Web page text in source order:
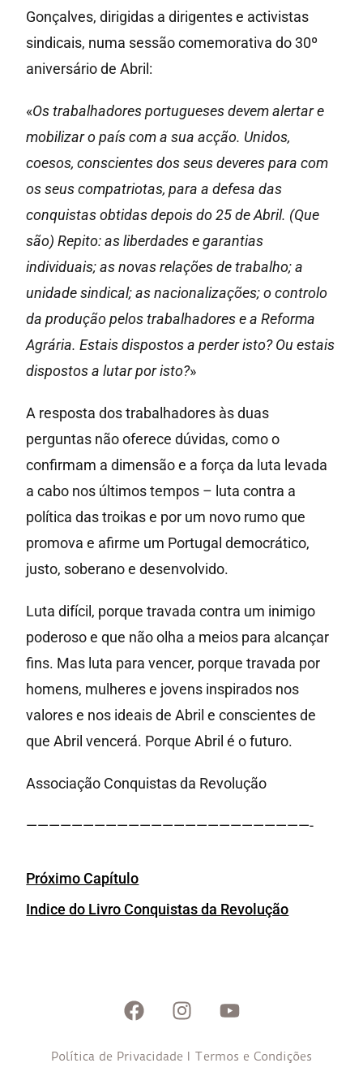
Gonçalves, dirigidas a dirigentes e activistas
sindicais, numa sessão comemorativa do 30º
aniversário de Abril:
«Os trabalhadores portugueses devem alertar e
mobilizar o país com a sua acção. Unidos,
coesos, conscientes dos seus deveres para com
os seus compatriotas, para a defesa das
conquistas obtidas depois do 25 de Abril. (Que
são) Repito: as liberdades e garantias
individuais; as novas relações de trabalho; a
unidade sindical; as nacionalizações; o controlo
da produção pelos trabalhadores e a Reforma
Agrária. Estais dispostos a perder isto? Ou estais
dispostos a lutar por isto?»
A resposta dos trabalhadores às duas
perguntas não oferece dúvidas, como o
confirmam a dimensão e a força da luta levada
a cabo nos últimos tempos – luta contra a
política das troikas e por um novo rumo que
promova e afirme um Portugal democrático,
justo, soberano e desenvolvido.
Luta difícil, porque travada contra um inimigo
poderoso e que não olha a meios para alcançar
fins. Mas luta para vencer, porque travada por
homens, mulheres e jovens inspirados nos
valores e nos ideais de Abril e conscientes de
que Abril vencerá. Porque Abril é o futuro.
Associação Conquistas da Revolução
—————————————————————————-
Próximo Capítulo
Indice do Livro Conquistas da Revolução
Política de Privacidade I Termos e Condições